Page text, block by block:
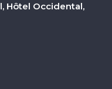
Hôtel Occidental,